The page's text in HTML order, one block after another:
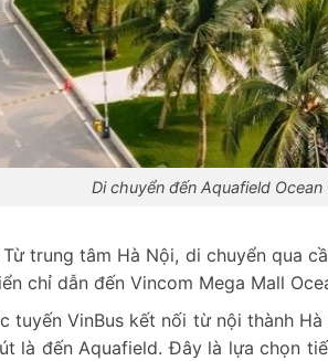
Di chuyển đến Aquafield
Từ trung tâm Hà Nội, di chuyển qua
chỉ dẫn đến Vincom Mega Mall
tuyến VinBus kết nối từ nội thành
là đến Aquafield. Đây là lựa chọn